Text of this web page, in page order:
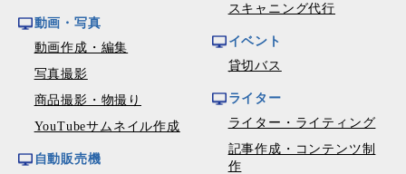
動画・写真
動画作成・編集
写真撮影
商品撮影・物撮り
YouTubeサムネイル作成
自動販売機
スキャニング代行
イベント
貸切バス
ライター
ライター・ライティング
記事作成・コンテンツ制
作